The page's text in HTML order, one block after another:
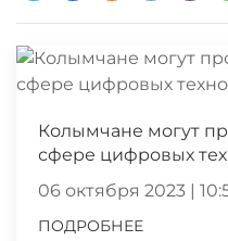
Колымчане могут
сфере цифровых
06 октября 2023 |
ПОДРОБНЕЕ